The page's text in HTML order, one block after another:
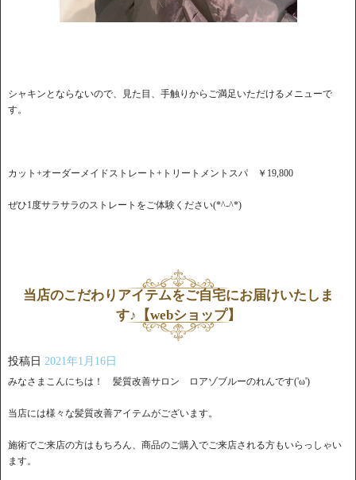
シャキンとならないので、見た目、手触りからご満足いただけるメニューで
す。
カット+オーダーメイドストレート+トリートメントスパ ￥19,800
ぜひ1度サラサラのストレートをご体験ください(*^-^*)
当店のこだわりアイテムをご自宅にお届けいたしま
す♪【webショップ】
投稿日 2021年1月16日
みなさまこんにちは！ 髪質改善サロン ロアゾブルーのれんです('ω')
当店には様々な髪質改善アイテムがございます。
施術でご来店の方はもちろん、商品のご購入でご来店される方もいらっしゃい
ます。